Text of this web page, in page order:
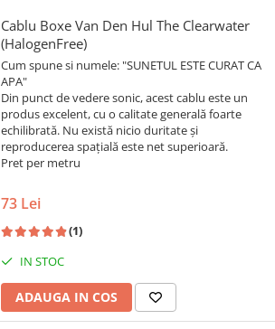
Cablu Boxe Van Den Hul The Clearwater
(HalogenFree)
Cum spune si numele: "SUNETUL ESTE CURAT CA
APA"
Din punct de vedere sonic, acest cablu este un
produs excelent, cu o calitate generală foarte
echilibrată. Nu există nicio duritate și
reproducerea spațială este net superioară.
Pret per metru
73 Lei
(1)
IN STOC
ADAUGA IN COS